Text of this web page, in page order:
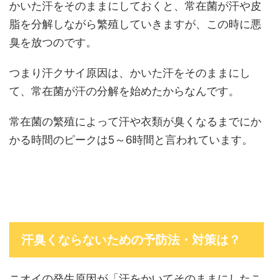
かいた汗をそのままにしておくと、常在菌が汗や皮
脂を分解しながら繁殖していきますが、この時に悪
臭を放つのです。
つまり汗クサイ原因は、かいた汗をそのままにし
て、常在菌が汗の分解を始めたからなんです。
常在菌の繁殖によって汗や衣類が臭くなるまでにか
かる時間のピークは5～6時間と言われています。
汗臭くならないための予防法・対策は？